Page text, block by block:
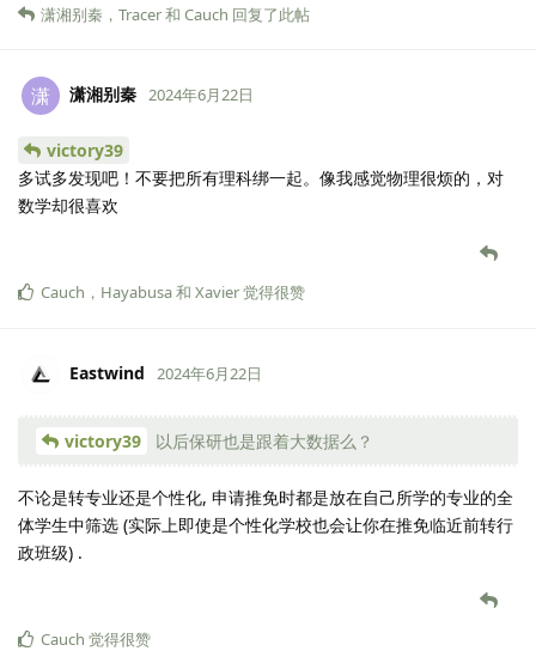
潇湘别秦 ， Tracer和 Cauch 回复了此帖
潇 潇湘别秦 2024年6月22日
victory39
多试多发现吧！不要把所有理科绑一起。像我感觉物理很烦的，对
数学却很喜欢
Cauch ， Hayabusa和 Xavier觉得很赞
Eastwind 2024年6月22日
victory39 以后保研也是跟着大数据么？
不论是转专业还是个性化, 申请推免时都是放在自己所学的专业的全
体学生中筛选 (实际上即使是个性化学校也会让你在推免临近前转行
政班级) .
Cauch 觉得很赞